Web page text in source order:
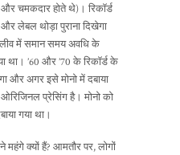
चमकदार होते थे)। रिकॉर्ड
लेबल थोड़ा पुराना दिखेगा
में समान समय अवधि के
था। ’60 और ’70 के रिकॉर्ड के
और अगर इसे मोनो में दबाया
प्रेसिंग है। मोनो को
गया था।
महंगे क्यों हैं? आमतौर पर, लोगों